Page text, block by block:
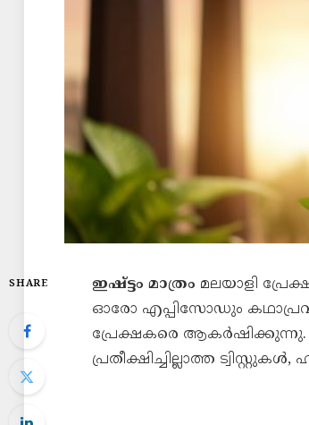
SHARE ഇഷ്ട്ടം മാത്രം മലയാളി
ഓരോ എപ്പിസോഡും
പ്രേക്ഷകരെ
പ്രതീക്ഷിച്ചില്ലാത്ത